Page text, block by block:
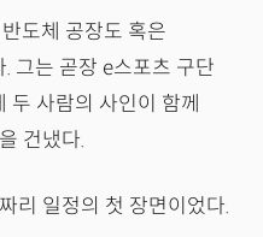
도체 공장도 혹은
그는 곧장 e스포츠 구단
사람의 사인이 함께
건냈다.
리 일정의 첫 장면이었다.